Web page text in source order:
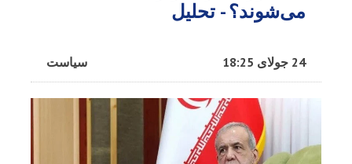
می‌شوند؟ - تحلیل
سیاست 24 جولای 18:25